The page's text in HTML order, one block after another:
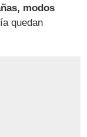
modos
quedan